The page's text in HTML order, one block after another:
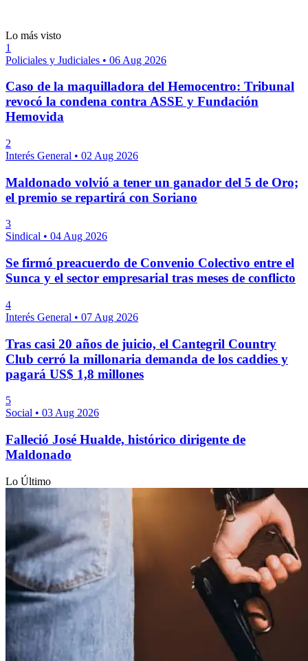
Lo más visto
1
Policiales y Judiciales • 06 Aug 2026
Caso de la maquilladora del Hemocentro: Tribunal
revocó la condena contra ASSE y Fundación
Hemovida
2
Interés General • 02 Aug 2026
Maldonado volvió a tener un ganador del 5 de Oro;
el premio se repartirá con Soriano
3
Sindical • 04 Aug 2026
Se firmó preacuerdo de Convenio Colectivo entre el
Sunca y el sector empresarial tras meses de conflicto
4
Interés General • 07 Aug 2026
Tras casi 20 años de juicio, el Cantegril Country
Club cerró la millonaria demanda de los caddies y
pagará US$ 1,8 millones
5
Social • 03 Aug 2026
Falleció José Hualde, histórico dirigente de
Maldonado
Lo Último